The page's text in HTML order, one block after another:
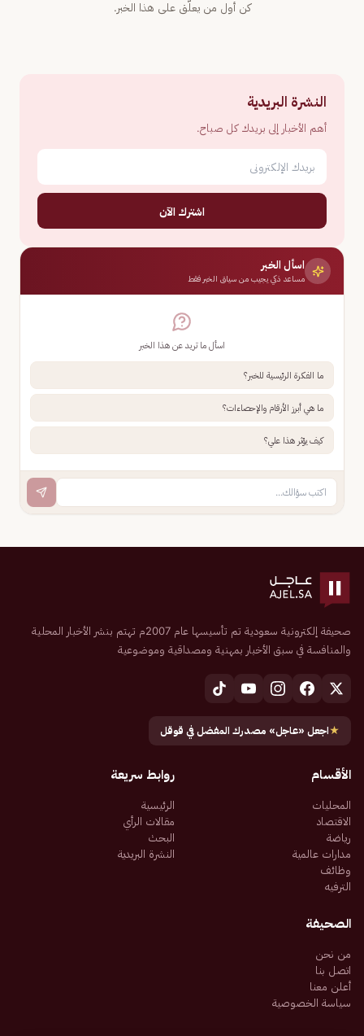
كن أول من يعلّق على هذا الخبر.
النشرة البريدية
أهم الأخبار إلى بريدك كل صباح.
اشترك الآن
اسأل الخبر
مساعد ذكي يجيب من سياق الخبر فقط
اسأل ما تريد عن هذا الخبر
ما الفكرة الرئيسية للخبر؟
ما هي أبرز الأرقام والإحصاءات؟
كيف يؤثر هذا علي؟
صحيفة إلكترونية سعودية تم تأسيسها عام 2007م تهتم بنشر الأخبار المحلية
والمنافسة في سبق الأخبار بمهنية ومصداقية وموضوعية
★اجعل «عاجل» مصدرك المفضل في قوقل
الأقسام
المحليات
الاقتصاد
رياضة
مدارات عالمية
وظائف
الترفيه
روابط سريعة
الرئيسية
مقالات الرأي
البحث
النشرة البريدية
الصحيفة
من نحن
اتصل بنا
أعلن معنا
سياسة الخصوصية